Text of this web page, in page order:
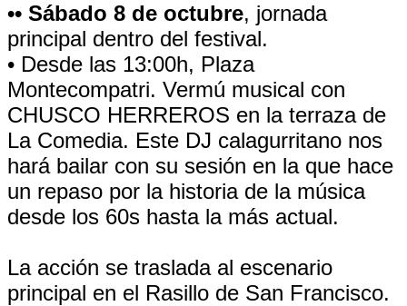
•• Sábado 8 de octubre, jornada
principal dentro del festival.
• Desde las 13:00h, Plaza
Montecompatri. Vermú musical con
CHUSCO HERREROS en la terraza de
La Comedia. Este DJ calagurritano nos
hará bailar con su sesión en la que hace
un repaso por la historia de la música
desde los 60s hasta la más actual.
La acción se traslada al escenario
principal en el Rasillo de San Francisco.